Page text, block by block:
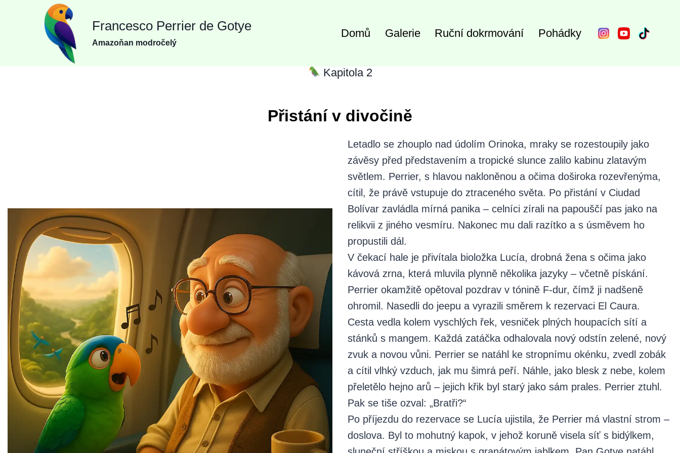
Francesco Perrier de Gotye
Amazoňan modročelý
Domů Galerie Ruční dokrmování Pohádky
Kapitola 2
Přistání v divočině
Letadlo se zhouplo nad údolím Orinoka, mraky se rozestoupily jako
závěsy před představením a tropické slunce zalilo kabinu zlatavým
světlem. Perrier, s hlavou nakloněnou a očima doširoka rozevřenýma,
cítil, že právě vstupuje do ztraceného světa. Po přistání v Ciudad
Bolívar zavládla mírná panika – celníci zírali na papouščí pas jako na
relikvii z jiného vesmíru. Nakonec mu dali razítko a s úsměvem ho
propustili dál.
V čekací hale je přivítala bioložka Lucía, drobná žena s očima jako
kávová zrna, která mluvila plynně několika jazyky – včetně pískání.
Perrier okamžitě opětoval pozdrav v tónině F-dur, čímž ji nadšeně
ohromil. Nasedli do jeepu a vyrazili směrem k rezervaci El Caura.
Cesta vedla kolem vyschlých řek, vesniček plných houpacích sítí a
stánků s mangem. Každá zatáčka odhalovala nový odstín zelené, nový
zvuk a novou vůni. Perrier se natáhl ke stropnímu okénku, zvedl zobák
a cítil vlhký vzduch, jak mu šimrá peří. Náhle, jako blesk z nebe, kolem
přeletělo hejno arů – jejich křik byl starý jako sám prales. Perrier ztuhl.
Pak se tiše ozval: „Bratři?“
Po příjezdu do rezervace se Lucía ujistila, že Perrier má vlastní strom –
doslova. Byl to mohutný kapok, v jehož koruně visela síť s bidýlkem,